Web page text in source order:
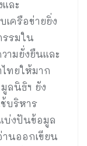
ละ
ครือข่ายยิ่ง
รรมใน
ามยั่งยืนและ
ทยให้มาก
ลนิธิฯ ยัง
บริหาร
บ่งปันข้อมูล
นออกเขียน